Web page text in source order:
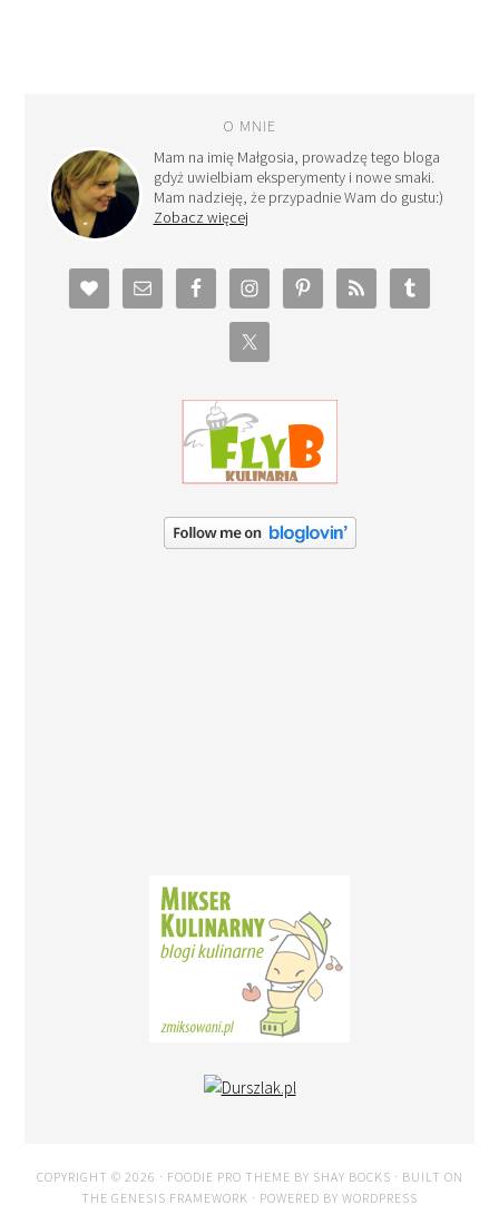
O MNIE
Mam na imię Małgosia, prowadzę tego bloga
gdyż uwielbiam eksperymenty i nowe smaki.
Mam nadzieję, że przypadnie Wam do gustu:)
Zobacz więcej
COPYRIGHT © 2026 · FOODIE PRO THEME BY SHAY BOCKS · BUILT ON
THE GENESIS FRAMEWORK · POWERED BY WORDPRESS